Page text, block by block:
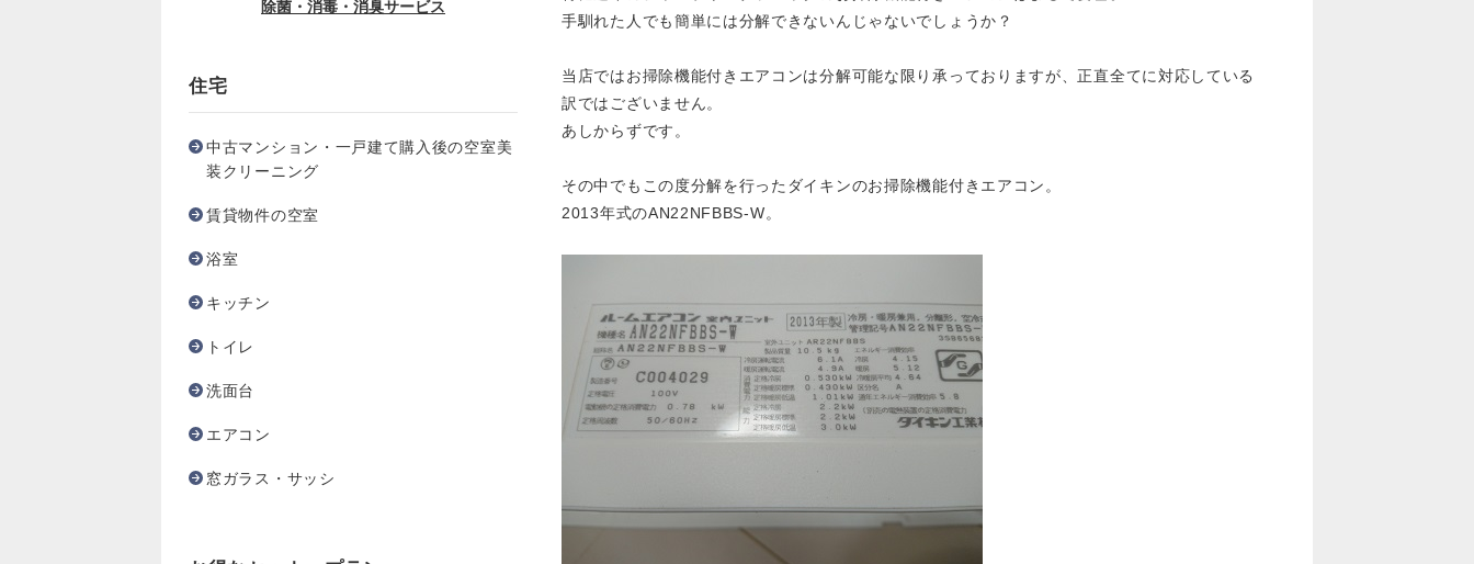
手馴れた人でも簡単には分解できないんじゃないでしょうか？
当店ではお掃除機能付きエアコンは分解可能な限り承っておりますが、正直全てに対応している
訳ではございません。
あしからずです。
その中でもこの度分解を行ったダイキンのお掃除機能付きエアコン。
2013年式のAN22NFBBS-W。
除菌・消毒・消臭サービス
住宅
中古マンション・一戸建て購入後の空室美
装クリーニング
賃貸物件の空室
浴室
キッチン
トイレ
洗面台
エアコン
窓ガラス・サッシ